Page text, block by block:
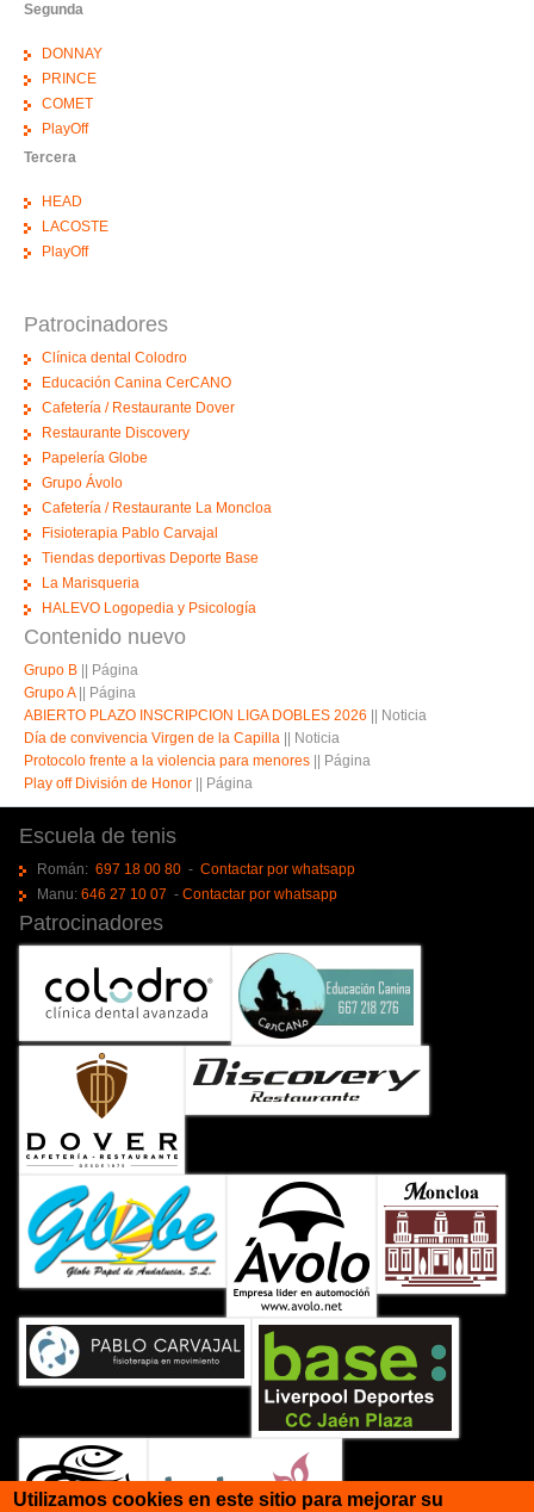
Segunda
DONNAY
PRINCE
COMET
PlayOff
Tercera
HEAD
LACOSTE
PlayOff
Patrocinadores
Clínica dental Colodro
Educación Canina CerCANO
Cafetería / Restaurante Dover
Restaurante Discovery
Papelería Globe
Grupo Ávolo
Cafetería / Restaurante La Moncloa
Fisioterapia Pablo Carvajal
Tiendas deportivas Deporte Base
La Marisqueria
HALEVO Logopedia y Psicología
Contenido nuevo
Grupo B
Página
Grupo A
Página
ABIERTO PLAZO INSCRIPCION LIGA DOBLES 2026
Noticia
Día de convivencia Virgen de la Capilla
Noticia
Protocolo frente a la violencia para menores
Página
Play off División de Honor
Página
Escuela de tenis
Román: 697 18 00 80- Contactar por whatsapp
Manu: 646 27 10 07 - Contactar por whatsapp
Patrocinadores
Utilizamos cookies en este sitio para mejorar su